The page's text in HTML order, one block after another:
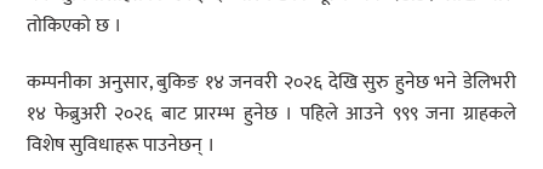
तोकिएको छ ।
कम्पनीका अनुसार, बुकिङ १४ जनवरी २०२६ देखि सुरु हुनेछ भने डेलिभरी
१४ फेब्रुअरी २०२६ बाट प्रारम्भ हुनेछ । पहिले आउने ९९९ जना ग्राहकले
विशेष सुविधाहरू पाउनेछन् ।